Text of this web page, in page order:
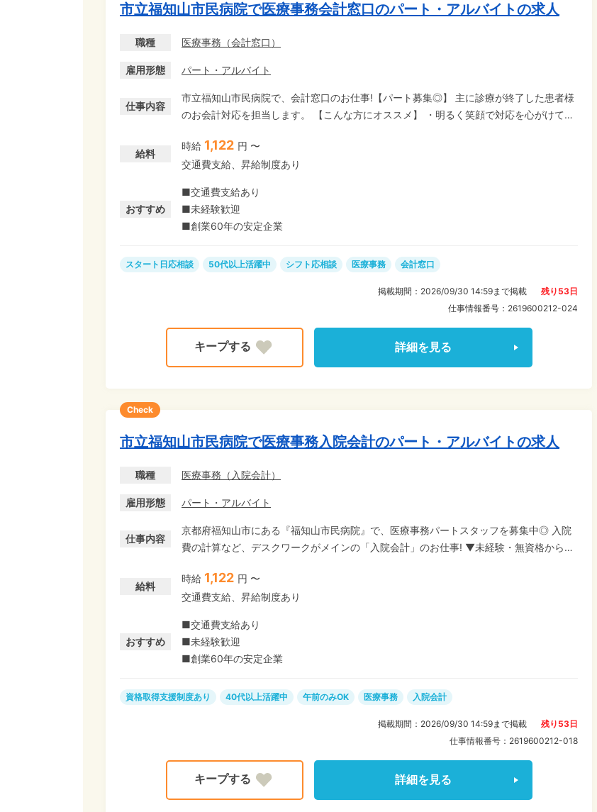
市立福知山市民病院で医療事務会計窓口のパート・アルバイトの求人
職種 医療事務 （会計窓口 ）
雇用形態 パート・アルバイト
仕事内容
市立福知山市民病院で、会計窓口のお仕事!【パート募集◎】 主に診療が終了した患者様
のお会計対応を担当します。 【こんな方にオススメ】 ・明るく笑顔で対応を心がけてい
き ・人の役に立つ仕事に携わりたい 【土日祝休み×残業ナシ】 ・午後からの勤務のみOK
・フルタイムは週2日～OK ・勤務時間、日数相談可 メリハリつけて働きたい主夫・主婦
ての方やブランクのある方もチャレンジがしやすいです♪
給料
時給 1,122 円 〜
交通費支給、昇給制度あり
おすすめ
■交通費支給あり
■未経験歓迎
■創業60年の安定企業
スタート日応相談 50代以上活躍中 シフト応相談 医療事務 会計窓口
掲載期間： 2026/09/30 14:59まで掲載 残り 53日
仕事情報番号： 2619600212-024
詳細を見る
Check
市立福知山市民病院で医療事務入院会計のパート・アルバイトの求人
職種 医療事務 （ 入院会計）
雇用形態 パート・アルバイト
仕事内容
京都府福知山市にある『福知山市民病院』で、医療事務パートスタッフを募集中◎ 入院
費の計算など、デスクワークがメインの「入院会計」のお仕事! ▼未経験・無資格からス
ツコツ・黙々とした事務作業なので、一般事務・営業事務などの事務経験を活かせます
☆ 研修制度も充実しているので、医療の専門知識は働きながら身につけられますよ◎ ▼
家族との時間に! 趣味や習い事などの自分時間に! ご家庭やプライベートとムリなく両立
できます。
給料
時給 1,122 円 〜
交通費支給、昇給制度あり
おすすめ
■交通費支給あり
■未経験歓迎
■創業60年の安定企業
資格取得支援制度あり 40代以上活躍中 午前のみOK 医療事務 入院会計
掲載期間： 2026/09/30 14:59まで掲載 残り 53日
仕事情報番号： 2619600212-018
詳細を見る